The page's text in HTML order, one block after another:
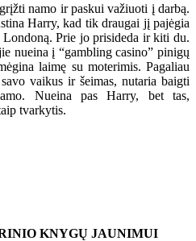
namo ir paskui važiuoti į darbą.
Harry, kad tik draugai jį pajėgia
Prie jo prisideda ir kiti du.
nueina į “gambling casino” pinigų
laimę su moterimis. Pagaliau
vaikus ir šeimas, nutaria baigti
Nueina pas Harry, bet tas,
tvarkytis.
KNYGŲ JAUNIMUI